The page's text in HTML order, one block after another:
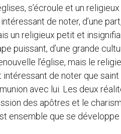
s’écroule et un
de noter, d’une
un religieux petit et
puissant, d’une grande
l’église, mais le
intéressant de noter que
avec lui. Les deux
des apôtres et le
ensemble que se développe